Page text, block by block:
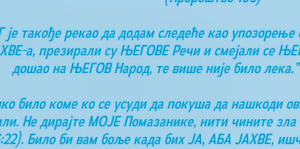
такође рекао да додам следеће као упозорење
а, презирали су ЊЕГОВЕ Речи и смејали се
дошао на ЊЕГОВ Народ, те више није било
било коме ко се усуди да покуша да нашкоди
Не дирајте МОЈЕ Помазанике, нити чините
Било би вам боље када бих ЈА, АБА ЈАХВЕ,